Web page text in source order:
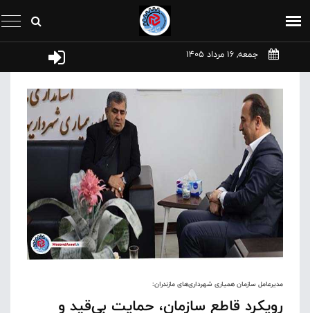
جمعه, 16 مرداد 1405
مدیرعامل سازمان همیاری شهرداری‌های مازندران:
رویکرد قاطع سازمان، حمایت بی‌قید و